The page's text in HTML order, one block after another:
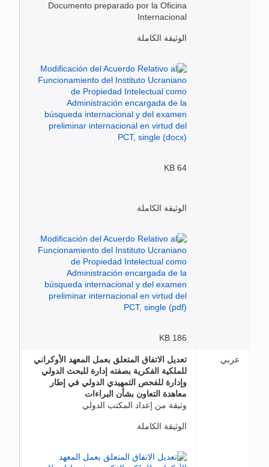
Documento preparado por la Oficina
Internacional
الوثيقة الكاملة
64 KB
الوثيقة الكاملة
186 KB
عربي
تعديل الاتفاق المتعلق بعمل المعهد الأوكراني
للملكية الفكرية بصفته إدارة للبحث الدولي
وإدارة للفحص التمهيدي الدولي في إطار
معاهدة التعاون بشأن البراءات
وثيقة من إعداد المكتب الدولي
الوثيقة الكاملة